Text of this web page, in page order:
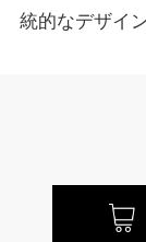
統的なデザイン